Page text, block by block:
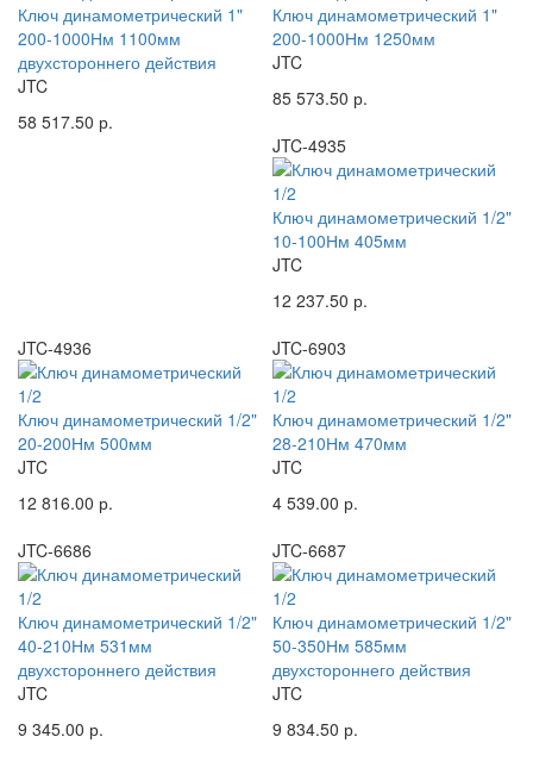
Ключ динамометрический 1"
200-1000Нм 1100мм
двухстороннего действия
JTC
58 517.50 р.
Ключ динамометрический 1"
200-1000Нм 1250мм
JTC
85 573.50 р.
JTC-4935
Ключ динамометрический 1/2"
10-100Нм 405мм
JTC
12 237.50 р.
JTC-4936
Ключ динамометрический 1/2"
20-200Нм 500мм
JTC
12 816.00 р.
JTC-6903
Ключ динамометрический 1/2"
28-210Нм 470мм
JTC
4 539.00 р.
JTC-6686
Ключ динамометрический 1/2"
40-210Нм 531мм
двухстороннего действия
JTC
9 345.00 р.
JTC-6687
Ключ динамометрический 1/2"
50-350Нм 585мм
двухстороннего действия
JTC
9 834.50 р.